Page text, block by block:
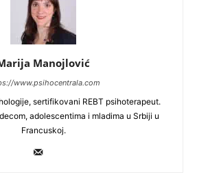
Manojlović
www.psihocentrala.com
sertifikovani REBT psihoterapeut.
adolescentima i mladima u Srbiji u
Francuskoj.